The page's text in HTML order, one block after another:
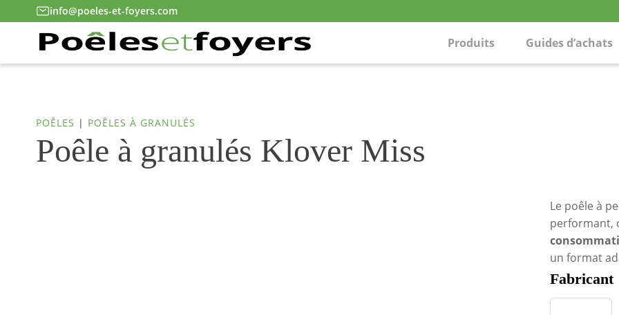
info@poeles-et-foyers.com
Produits Guides d’achats
POÊLES | POÊLES À GRANULÉS
Poêle à granulés Klover Miss
Le poêle à
performant,
un format
Fabricant